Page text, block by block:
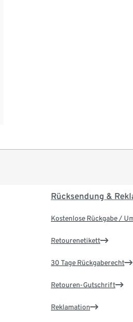
Rücksendung &
Kostenlose Rückgabe /
Retourenetikett
30 Tage Rückgaberecht
Retouren-Gutschrift
Reklamation